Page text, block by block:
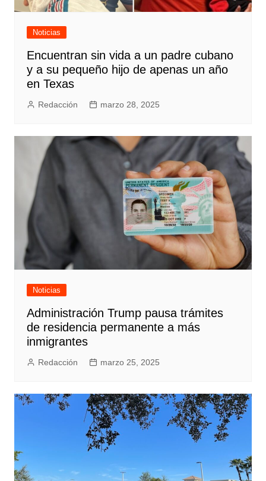
Noticias
Encuentran sin vida a un padre cubano
y a su pequeño hijo de apenas un año
en Texas
Redacción marzo 28, 2025
Noticias
Administración Trump pausa trámites
de residencia permanente a más
inmigrantes
Redacción marzo 25, 2025